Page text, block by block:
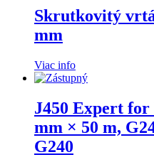
Skrutkovitý
mm
Viac info
J450 Expert for
mm × 50 m,
G240